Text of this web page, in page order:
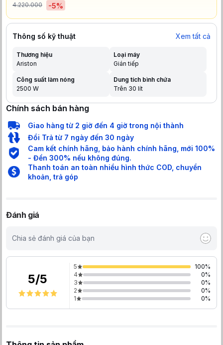
4.220.000 -5%
Thông số kỹ thuật Xem tất cả
Thương hiệu
Ariston
Loại máy
Gián tiếp
Công suất làm nóng
2500 W
Dung tích bình chứa
Trên 30 lít
Chính sách bán hàng
Giao hàng từ 2 giờ đến 4 giờ trong nội thành
Đổi Trả từ 7 ngày đến 30 ngày
Cam kết chính hãng, bảo hành chính hãng, mới 100%
- Đền 300% nếu không đúng.
Thanh toán an toàn nhiều hình thức COD, chuyển
khoản, trả góp
Đánh giá
Chia sẻ đánh giá của bạn
5/5
5 100%
4
0%
3
0%
2
0%
1
0%